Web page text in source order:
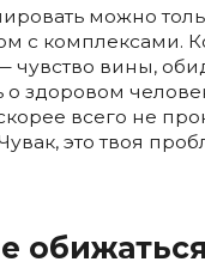
можно
с комплексами.
чувство вины,
о здоровом
всего не
это твоя